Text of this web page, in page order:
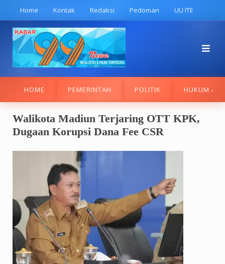
content
Home Kontak Redaksi Pedoman UU ITE
HOME PEMERINTAH POLITIK HUKUM &
Walikota Madiun Terjaring OTT KPK,
Dugaan Korupsi Dana Fee CSR